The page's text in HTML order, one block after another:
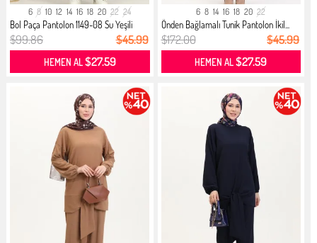
6 8 10 12 14 16 18 20 22 24
Bol Paça Pantolon 1149-08 Su Yeşili
$99.86 $45.99
HEMEN AL$27.59
6 8 14 16 18 20 22
Önden Bağlamalı Tunik Pantolon İkil...
$172.00 $45.99
HEMEN AL$27.59